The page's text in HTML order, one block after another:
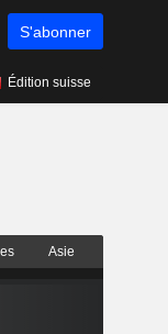
S'abonner
Édition suisse
Asie